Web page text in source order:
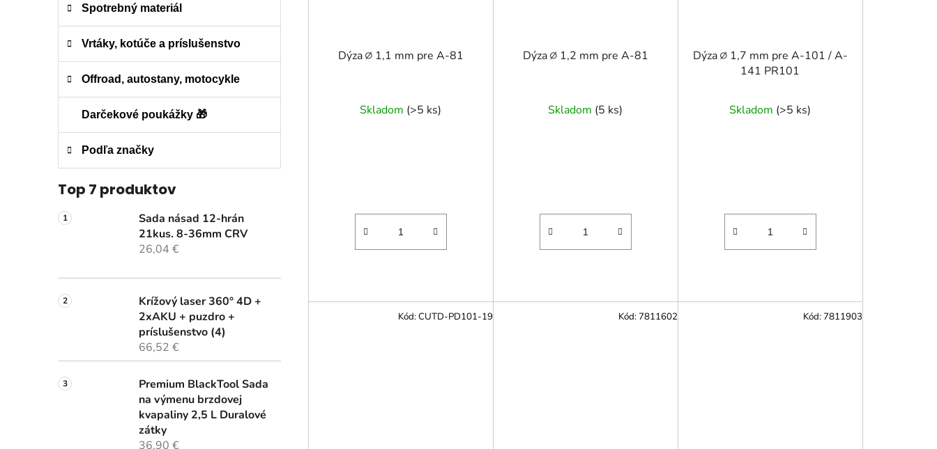
Spotrebný materiál
Vrtáky, kotúče a príslušenstvo
Offroad, autostany, motocykle
Darčekové poukážky 🎁
Podľa značky
Top 7 produktov
Sada násad 12-hrán
21kus. 8-36mm CRV
26,04 €
Krížový laser 360° 4D +
2xAKU + puzdro +
príslušenstvo (4)
66,52 €
Premium BlackTool Sada
na výmenu brzdovej
kvapaliny 2,5 L Duralové
zátky
36,90 €
Dýza ∅ 1,1 mm pre A-81
Skladom (>5 ks)
Dýza ∅ 1,2 mm pre A-81
Skladom (5 ks)
Dýza ∅ 1,7 mm pre A-101 / A-
141 PR101
Skladom (>5 ks)
Kód:CUTD-PD101-19 Kód: 7811602 Kód: 7811903